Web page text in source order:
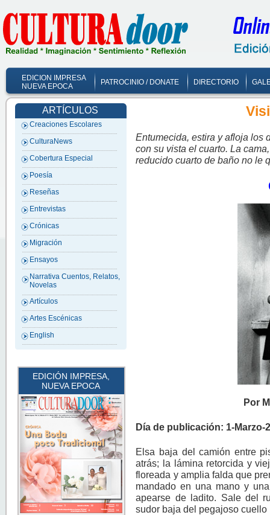
EDICION IMPRESA
NUEVA EPOCA
PATROCINIO / DONATE DIRECTORIO
ARTÍCULOS
Creaciones Escolares
CulturaNews
Cobertura Especial
Poesía
Reseñas
Entrevistas
Crónicas
Migración
Ensayos
Narrativa Cuentos, Relatos,
Novelas
Artículos
Artes Escénicas
English
EDICIÓN IMPRESA,
NUEVA EPOCA
Entumecida, estira y afloja los
con su vista el cuarto. La
reducido cuarto de baño no le
Por
Día de publicación: 1-Marzo-
Elsa baja del camión entre
atrás; la lámina retorcida y
floreada y amplia falda que
mandado en una mano y
apearse de ladito. Sale del
sudor baja del pegajoso